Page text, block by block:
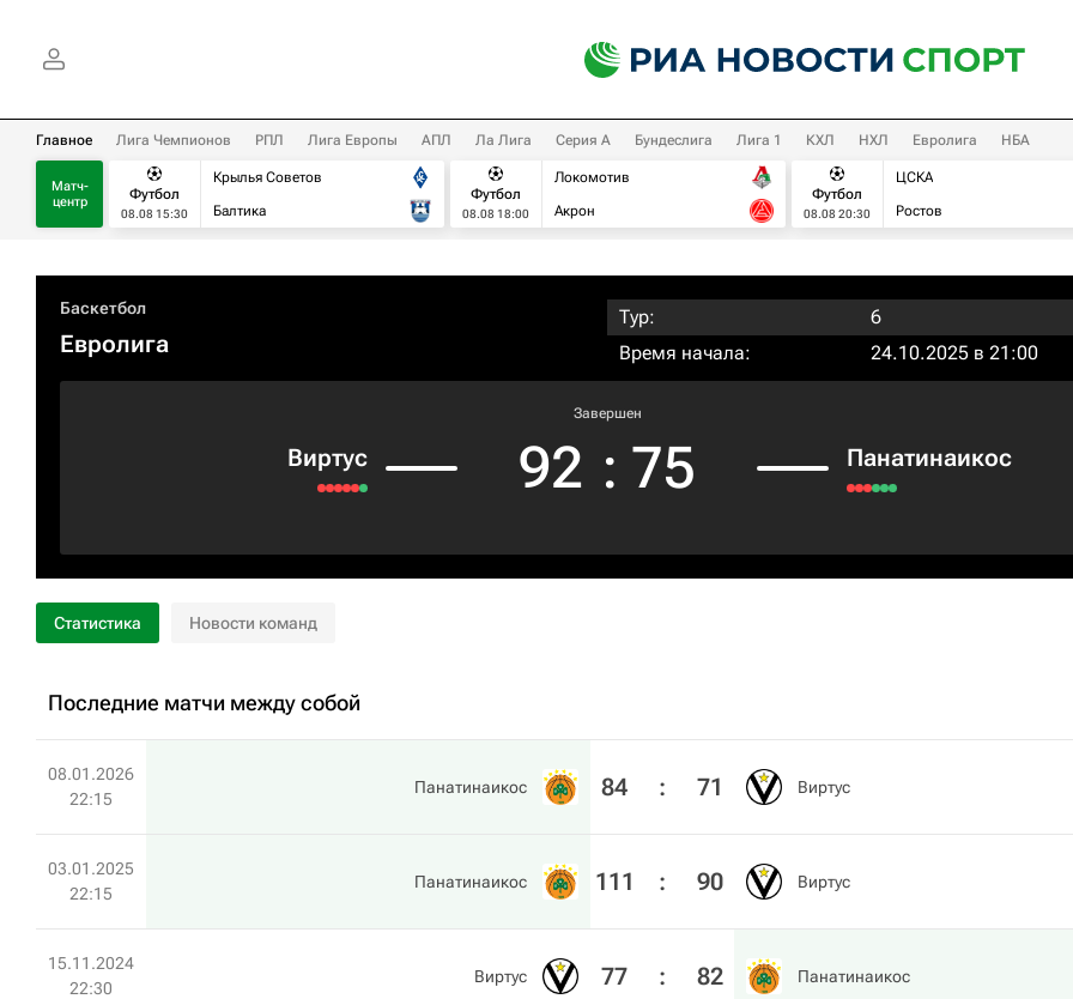
Главное Лига Чемпионов РПЛ Лига Европы АПЛ Ла Лига Серия А Бундеслига Лига 1 КХЛ НХЛ Евролига НБА
Матч-
центр
Футбол
08.08 15:30
Крылья Советов
Балтика
Футбол
08.08 18:00
Локомотив
Акрон
Футбол
08.08 20:30
ЦСКА
Ростов
Баскетбол
Евролига
Тур:
6
Время начала:
24.10.2025 в 21:00
Виртус
Завершен
92 : 75 Панатинаикос
Статистика Новости команд
Последние матчи между собой
08.01.2026
22:15
Панатинаикос 84 : 71 Виртус
03.01.2025
22:15
Панатинаикос 111 : 90 Виртус
15.11.2024
22:30
Виртус 77 : 82 Панатинаикос